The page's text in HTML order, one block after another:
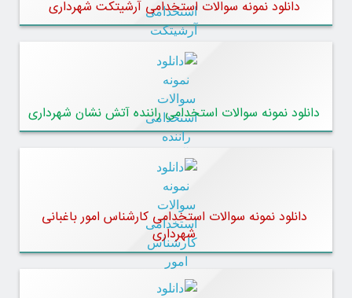
دانلود نمونه سوالات استخدامی آرشیتکت شهرداری
دانلود نمونه سوالات استخدامی راننده آتش نشان شهرداری
دانلود نمونه سوالات استخدامی کارشناس امور باغبانی
شهرداری